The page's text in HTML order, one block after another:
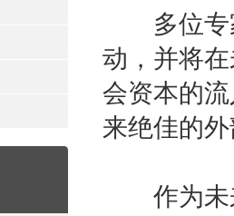
多位专家
动，并将
会资本的
来绝佳的
作为未来